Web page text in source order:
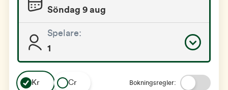
Söndag 9 aug
Spelare:
1
Kr Cr Bokningsregler: